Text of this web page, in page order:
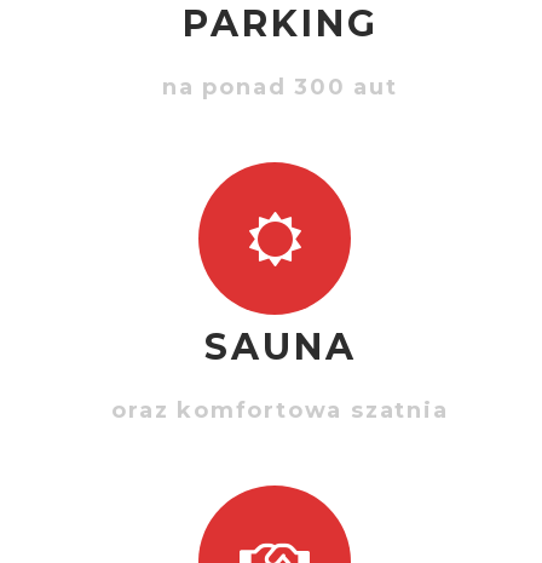
PARKING
na ponad 300 aut
SAUNA
oraz komfortowa szatnia